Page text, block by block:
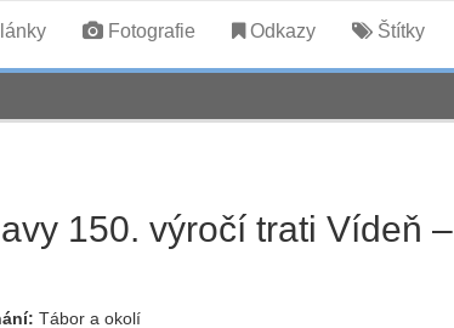
Fotografie Odkazy Štítky
150. výročí trati Vídeň –
Tábor a okolí